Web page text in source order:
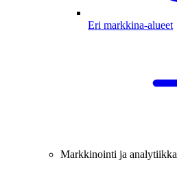
Eri markkina-alueet
Markkinointi ja analytiikka